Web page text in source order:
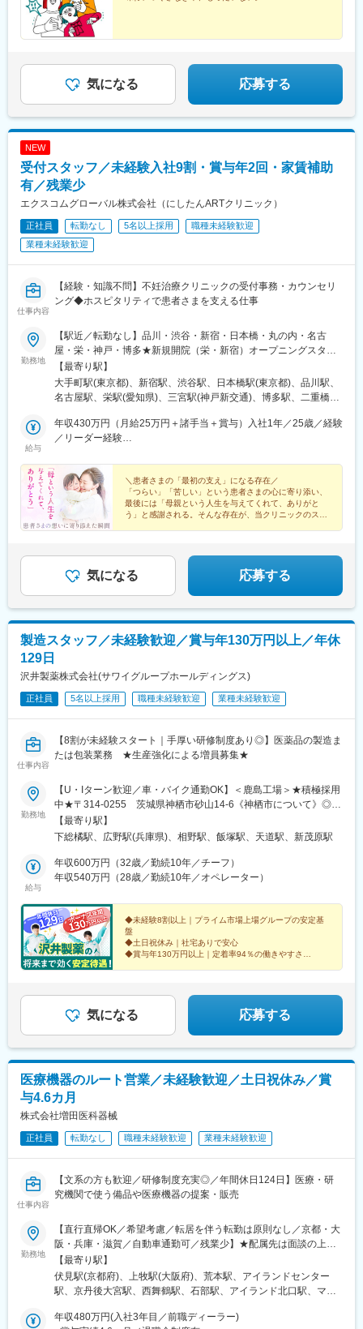
円）《兵庫県》■神戸市立医療センター中央市民病院月給19万
2100円～（試用期間：時給1250円）■宝塚市立病院月給17万
手当あり！ ＜＜当社は資格取得支援も豊富。資格取得後に支給さ
れる資格手当は月ごとの支給なので、収入も着実にUP！※資格手
当の詳細は『待遇・福利厚生』欄へ！
気になる 応募する
NEW
受付スタッフ／未経験入社9割・賞与年2回・家賃補助
有／残業少
エクスコムグローバル株式会社（にしたんARTクリニック）
正社員 転勤なし 5名以上採用
職種未経験歓迎
業種未経験歓迎
仕事内容
【経験・知識不問】不妊治療クリニックの受付事務・カウンセリ
ング◆ホスピタリティで患者さまを支える仕事
勤務地
【駅近／転勤なし】品川・渋谷・新宿・日本橋・丸の内・名古
屋・栄・神戸・博多★新規開院（栄・新宿）オープニングスタッ
フも大歓迎！日本最大級の不妊治療クリニック＜勤務地＞■東京丸
の内本院：東京都千代田区大手町1-1-3 大手センタービル1階■新
宿院：東京都新宿区新宿3-25-1 ヒューリック新宿ビル10階■新宿
院：東京都渋谷区渋谷1-10-9 MIYAMASU TOWER2階■日本橋院：
東京都中央区日本橋2-5-1 日本橋高島屋S.C.新館4階■品川院：東
院：愛知県名古屋市中村区名駅3-28-12 大名古屋ビルヂング8階■
名古屋栄院：愛知県名古屋市中区錦三丁目25番1号 ザ・ランドマ
ーク名古屋栄16階■神戸三宮院：兵庫県神戸市中央区雲井通7丁目
1-1 ミント神戸 15階■博多駅前院：福岡県福岡市博多区博多駅東2-
5-33 ゲートスクエア博多駅前3階※受動喫煙対策あり
【最寄り駅】
大手町駅(東京都)、新宿駅、渋谷駅、日本橋駅(東京都)、品川駅、
名古屋駅、栄駅(愛知県)、三宮駅(神戸新交通)、博多駅、二重橋前
名古屋駅、栄町駅(愛知県)、神戸三宮駅(阪神)、東京駅、茅場町
駅、名鉄名古屋駅、久屋大通駅、三ノ宮駅
給与
年収430万円（月給25万円＋諸手当＋賞与）入社1年／25歳／経験
／リーダー経験
験／接客経験有
＼患者さまの「最初の支え」になる存在／
「つらい」「苦しい」という患者さまの心に寄り添い、
最後には「母親という人生を与えてくれて、ありがと
う」と感謝される。そんな存在が、当クリニックのスタ
気になる 応募する
製造スタッフ／未経験歓迎／賞与年130万円以上／年休
129日
沢井製薬株式会社(サワイグループホールディングス)
正社員 5名以上採用 職種未経験歓迎 業種未経験歓迎
仕事内容
【8割が未経験スタート｜手厚い研修制度あり◎】医薬品の製造ま
たは包装業務 ★生産強化による増員募集★
勤務地
【U・Iターン歓迎／車・バイク通勤OK】＜鹿島工場＞★積極採用
中★〒314-0255 茨城県神栖市砂山14-6《神栖市について》◎太
平洋と利根川に囲まれた自然豊かな街◎子育て支援など各種サポ
ートが充実◎車通勤のため満員電車のストレスなし♪近隣市町村か
取市・旭市から車で10～40分程度です。＜三田工場＞〒669-
1339 兵庫県三田市テクノパーク2-1＜三田西工場＞〒669-
0021 福岡県飯塚市潤野1238-1＜第二九州工場＞〒820-0073
福岡県飯塚市平恒1144-3＜関東工場＞〒297-0017 千葉県茂原市
東郷1900-1※借上社宅あり（会社規定による）※勤務時間により公
共交通機関が利用できないため、自動車通勤となる場合がありま
す。【受動喫煙対策】敷地内完全禁煙沢井製薬では健康産業に関
となります。
【最寄り駅】
下総橘駅、広野駅(兵庫県)、相野駅、飯塚駅、天道駅、新茂原駅
給与
年収600万円（32歳／勤続10年／チーフ）
年収540万円（28歳／勤続10年／オペレーター）
◆未経験8割以上｜プライム市場上場グループの安定基
盤
◆土日祝休み｜社宅ありで安心
◆賞与年130万円以上｜定着率94％の働きやすさ
気になる 応募する
医療機器のルート営業／未経験歓迎／土日祝休み／賞
与4.6カ月
株式会社増田医科器械
正社員 転勤なし 職種未経験歓迎 業種未経験歓迎
仕事内容
【文系の方も歓迎／研修制度充実◎／年間休日124日】医療・研
究機関で使う備品や医療機器の提案・販売
勤務地
【直行直帰OK／希望考慮／転居を伴う転勤は原則なし／京都・大
阪・兵庫・滋賀／自動車通勤可／残業少】★配属先は面談の上、
希望を考慮して決定します★営業車での自動車通勤可★直行直帰
も可能★転居を伴う転勤は原則なし………………通勤につい
て………………営業車での車通勤もOK！自宅近くに駐車場を借り
社の駐車場に営業車を置いて、電車で通勤することも可能！状況
【最寄り駅】
伏見駅(京都府)、上牧駅(大阪府)、荒本駅、アイランドセンター
駅、京丹後大宮駅、西舞鶴駅、石部駅、アイランド北口駅、マリ
年収480万円(入社3年目／前職ディーラー)